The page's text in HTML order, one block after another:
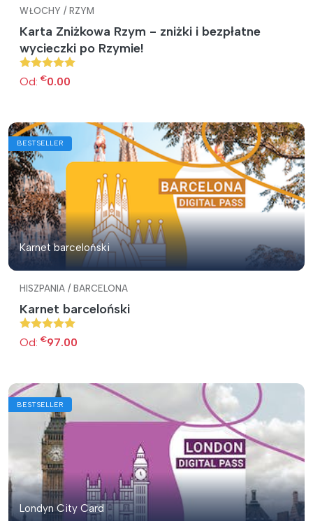
WŁOCHY / RZYM
Karta Zniżkowa Rzym - zniżki i bezpłatne
wycieczki po Rzymie!
Od: €0.00
Karnet barceloński
BESTSELLER
HISZPANIA / BARCELONA
Karnet barceloński
Od: €97.00
Londyn City Card
BESTSELLER